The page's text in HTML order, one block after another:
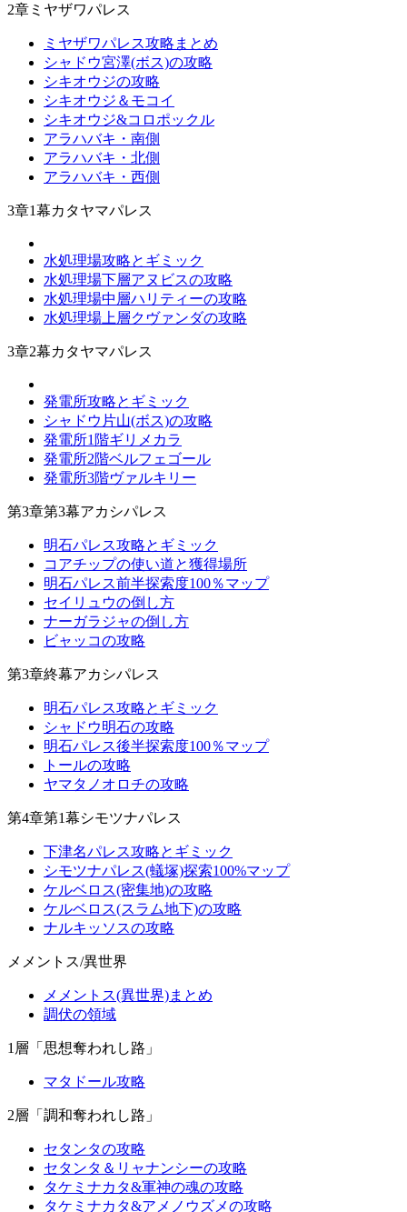
2章ミヤザワパレス
ミヤザワパレス攻略まとめ
シャドウ宮澤(ボス)の攻略
シキオウジの攻略
シキオウジ＆モコイ
シキオウジ&コロポックル
アラハバキ・南側
アラハバキ・北側
アラハバキ・西側
3章1幕カタヤマパレス
水処理場攻略とギミック
水処理場下層アヌビスの攻略
水処理場中層ハリティーの攻略
水処理場上層クヴァンダの攻略
3章2幕カタヤマパレス
発電所攻略とギミック
シャドウ片山(ボス)の攻略
発電所1階ギリメカラ
発電所2階ベルフェゴール
発電所3階ヴァルキリー
第3章第3幕アカシパレス
明石パレス攻略とギミック
コアチップの使い道と獲得場所
明石パレス前半探索度100％マップ
セイリュウの倒し方
ナーガラジャの倒し方
ビャッコの攻略
第3章終幕アカシパレス
明石パレス攻略とギミック
シャドウ明石の攻略
明石パレス後半探索度100％マップ
トールの攻略
ヤマタノオロチの攻略
第4章第1幕シモツナパレス
下津名パレス攻略とギミック
シモツナパレス(蟻塚)探索100%マップ
ケルベロス(密集地)の攻略
ケルベロス(スラム地下)の攻略
ナルキッソスの攻略
メメントス/異世界
メメントス(異世界)まとめ
調伏の領域
1層「思想奪われし路」
マタドール攻略
2層「調和奪われし路」
セタンタの攻略
セタンタ＆リャナンシーの攻略
タケミナカタ&軍神の魂の攻略
タケミナカタ&アメノウズメの攻略